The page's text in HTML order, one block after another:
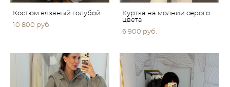
Костюм вязаный голубой
10 800 pуб.
Куртка на молнии серого
цвета
6 900 pуб.